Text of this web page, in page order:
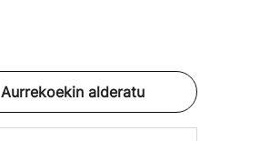
Aurrekoekin alderatu